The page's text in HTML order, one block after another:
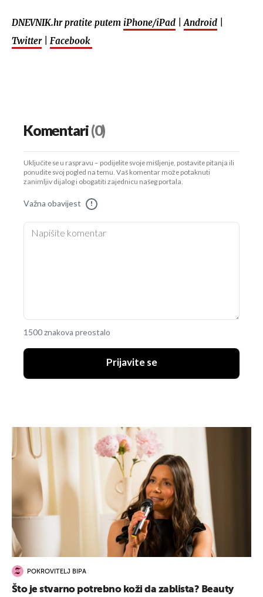
DNEVNIK.hr pratite putem iPhone/iPad Android
Twitter| Facebook
Komentari(0)
Uključite se u raspravu – podijelite svoje mišljenje, postavite pitanja ili
ponudite svoj pogled na temu. Vaš komentar može potaknuti
zanimljiv dijalog i obogatiti zajednicu našeg portala.
Važna obavijest !
1500 znakova preostalo
Prijavite se
POKROVITELJ BIPA
Što je stvarno potrebno koži da zablista? Beauty